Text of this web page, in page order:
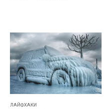
ЛАЙФХАКИ